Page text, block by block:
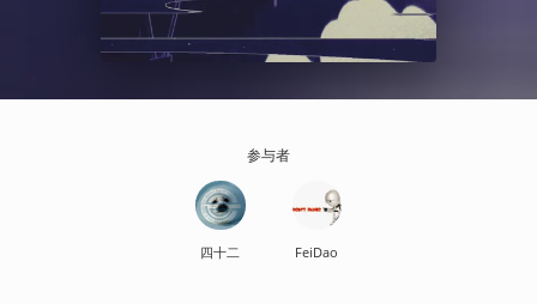
参与者
四十二 FeiDao